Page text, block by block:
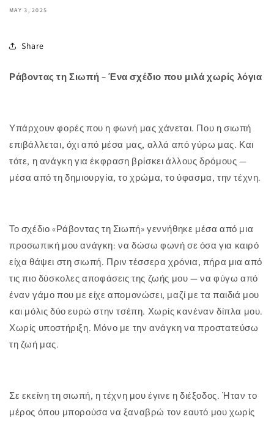
MAY 3, 2025
Share
Ράβοντας τη Σιωπή – Ένα σχέδιο που μιλά χωρίς λόγια
Υπάρχουν φορές που η φωνή μας χάνεται. Που η σιωπή
επιβάλλεται, όχι από μέσα μας, αλλά από γύρω μας. Και
τότε, η ανάγκη για έκφραση βρίσκει άλλους δρόμους —
μέσα από τη δημιουργία, το χρώμα, το ύφασμα, την τέχνη.
Το σχέδιο «Ράβοντας τη Σιωπή» γεννήθηκε μέσα από μια
προσωπική μου ανάγκη: να δώσω φωνή σε όσα για καιρό
είχα θάψει στη σιωπή. Πριν τέσσερα χρόνια, πήρα μια από
τις πιο δύσκολες αποφάσεις της ζωής μου — να φύγω από
έναν γάμο που με είχε απομονώσει, μαζί με τα παιδιά μου
και μόλις δύο ευρώ στην τσέπη. Χωρίς κανέναν δίπλα μου.
Χωρίς υποστήριξη. Μόνο με την ανάγκη να προστατεύσω
τη ζωή μας.
Σε εκείνη τη σιωπή, η τέχνη μου έγινε η διέξοδος. Ήταν το
μέρος όπου μπορούσα να ξαναβρώ τον εαυτό μου χωρίς